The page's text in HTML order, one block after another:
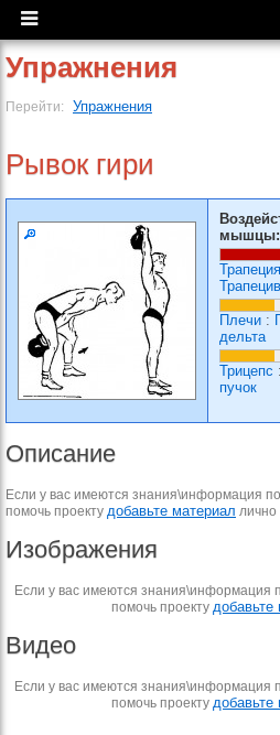
Упражнения
Перейти: Упражнения
Рывок гири
мышцы:
Трапеция
Плечи :
дельта
Трицепс :
пучок
Описание
Если у вас имеются знания\информация
помочь проекту добавьте материал лично
Изображения
Если у вас имеются знания\информация
помочь проекту добавьте
Видео
Если у вас имеются знания\информация
помочь проекту добавьте